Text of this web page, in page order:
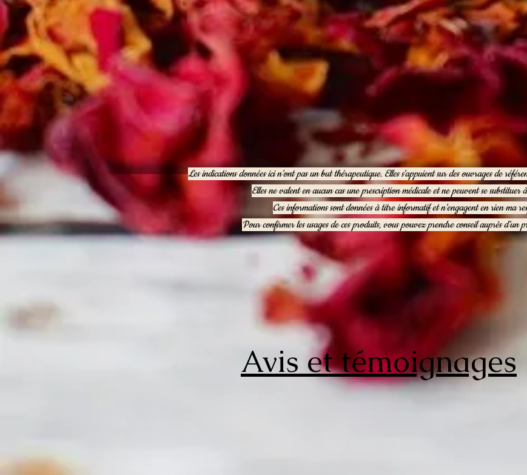
Les indications données ici n’ont pas un but thérapeutique. Elles s'appuient sur des ouvrages de
Elles ne valent en aucun cas une prescription médicale et ne peuvent se substituer
Ces informations sont données à titre informatif et n’engagent en rien ma
Pour confirmer les usages de ces produits, vous pouvez prendre conseil auprès d’un
Avis et témoignages